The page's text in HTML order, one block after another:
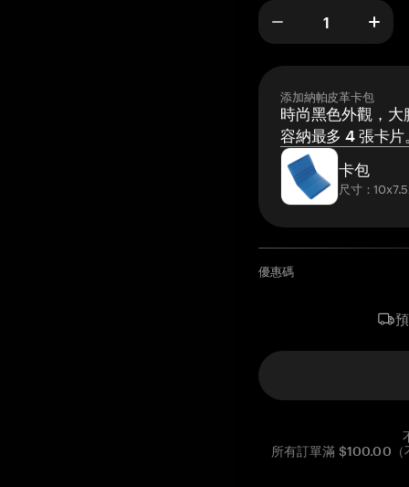
添加納帕皮革卡包
時尚黑色外觀，大
容納最多 4 張卡片
卡包
尺寸：
優惠碼
所有訂單滿 $100.00（